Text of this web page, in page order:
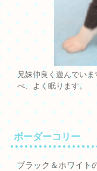
兄妹仲良く遊んでい
べ、よく眠ります。
ボーダーコリー
ブラック＆ホワイト